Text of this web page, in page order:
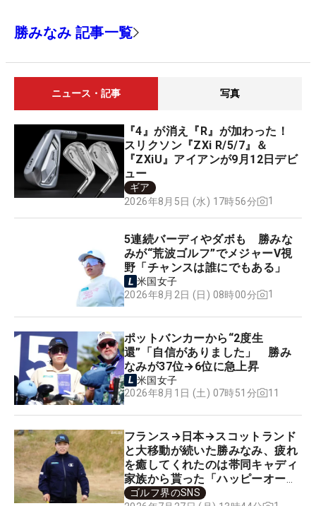
勝みなみ 記事一覧
ニュース・記事 写真
『4』が消え『R』が加わった！
スリクソン『ZXi R/5/7』＆
『ZXiU』アイアンが9月12日デビ
ュー
ギア
2026年8月5日 (水) 17時56分
1
5連続バーディやダボも 勝みな
みが“荒波ゴルフ”でメジャーV視
野「チャンスは誰にでもある」
米国女子
2026年8月2日 (日) 08時00分
1
ポットバンカーから“2度生
還”「自信がありました」 勝み
なみが37位→6位に急上昇
米国女子
2026年8月1日 (土) 07時51分
11
フランス→日本→スコットランド
と大移動が続いた勝みなみ、疲れ
を癒してくれたのは帯同キャディ
家族から貰った「ハッピーオー
ラ」
ゴルフ界のSNS